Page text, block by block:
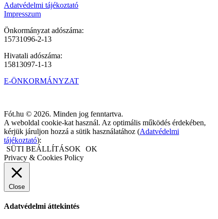
Adatvédelmi tájékoztató
Impresszum
Önkormányzat adószáma:
15731096-2-13
Hivatali adószáma:
15813097-1-13
E-ÖNKORMÁNYZAT
Fót.hu © 2026. Minden jog fenntartva.
A weboldal cookie-kat használ. Az optimális működés érdekében,
kérjük járuljon hozzá a sütik használatához (Adatvédelmi
tájékoztató):
SÜTI BEÁLLÍTÁSOK
OK
Privacy & Cookies Policy
Close
Adatvédelmi áttekintés